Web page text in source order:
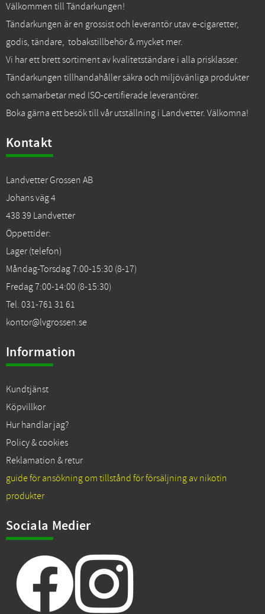
Välkommen till Tändarkungen!
Tändarkungen är en grossist och leverantör utav e-cigaretter,
godis, tändare, tobakstillbehör & mycket mer.
Vi har ett brett sortiment av kvalitetständare i alla prisklasser.
Tändarkungen tillhandahåller säkra och miljövänliga produkter
och samarbetar med ISO-certifierade leverantörer.
Boka gärna ett besök till vår utställning i Landvetter. Välkomna!
Kontakt
Landvetter Grossen AB
Johans väg 4
438 39 Landvetter
Öppettider:
Lager (telefon)
Måndag-Torsdag 7:00-15:30 (8-17)
Fredag 7:00-14:00 (8-15:30)
Tel. 031-761 31 61
kontor@lvgrossen.se
Information
Kundtjänst
Köpvillkor
Hur handlar jag?
Policy & cookies
Reklamation & retur
guide för ansökning om tillstånd för försäljning av nikotin
produkter
Sociala Medier